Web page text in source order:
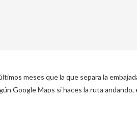
meses que la que separa la
Google Maps si haces la ruta